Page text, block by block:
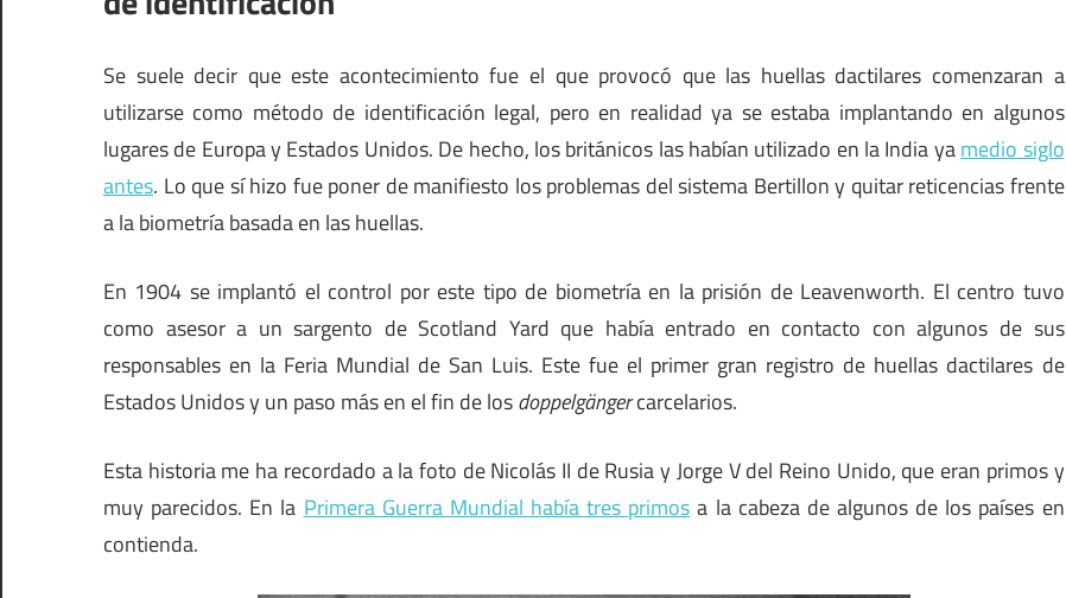
Se suele decir que este acontecimiento fue el que provocó que las huellas dactilares comenzaran a
utilizarse como método de identificación legal, pero en realidad ya se estaba implantando en algunos
lugares de Europa y Estados Unidos. De hecho, los británicos las habían utilizado en la India yamedio siglo
antes. Lo que sí hizo fue poner de manifiesto los problemas del sistema Bertillon y quitar reticencias frente
a la biometría basada en las huellas.
En 1904 se implantó el control por este tipo de biometría en la prisión de Leavenworth. El centro tuvo
como asesor a un sargento de Scotland Yard que había entrado en contacto con algunos de sus
responsables en la Feria Mundial de San Luis. Este fue el primer gran registro de huellas dactilares de
Estados Unidos y un paso más en el fin de losdoppelgängercarcelarios.
Esta historia me ha recordado a la foto de Nicolás II de Rusia y Jorge V del Reino Unido, que eran primos y
muy parecidos. En la Primera Guerra Mundial había tres primos a la cabeza de algunos de los países en
contienda.